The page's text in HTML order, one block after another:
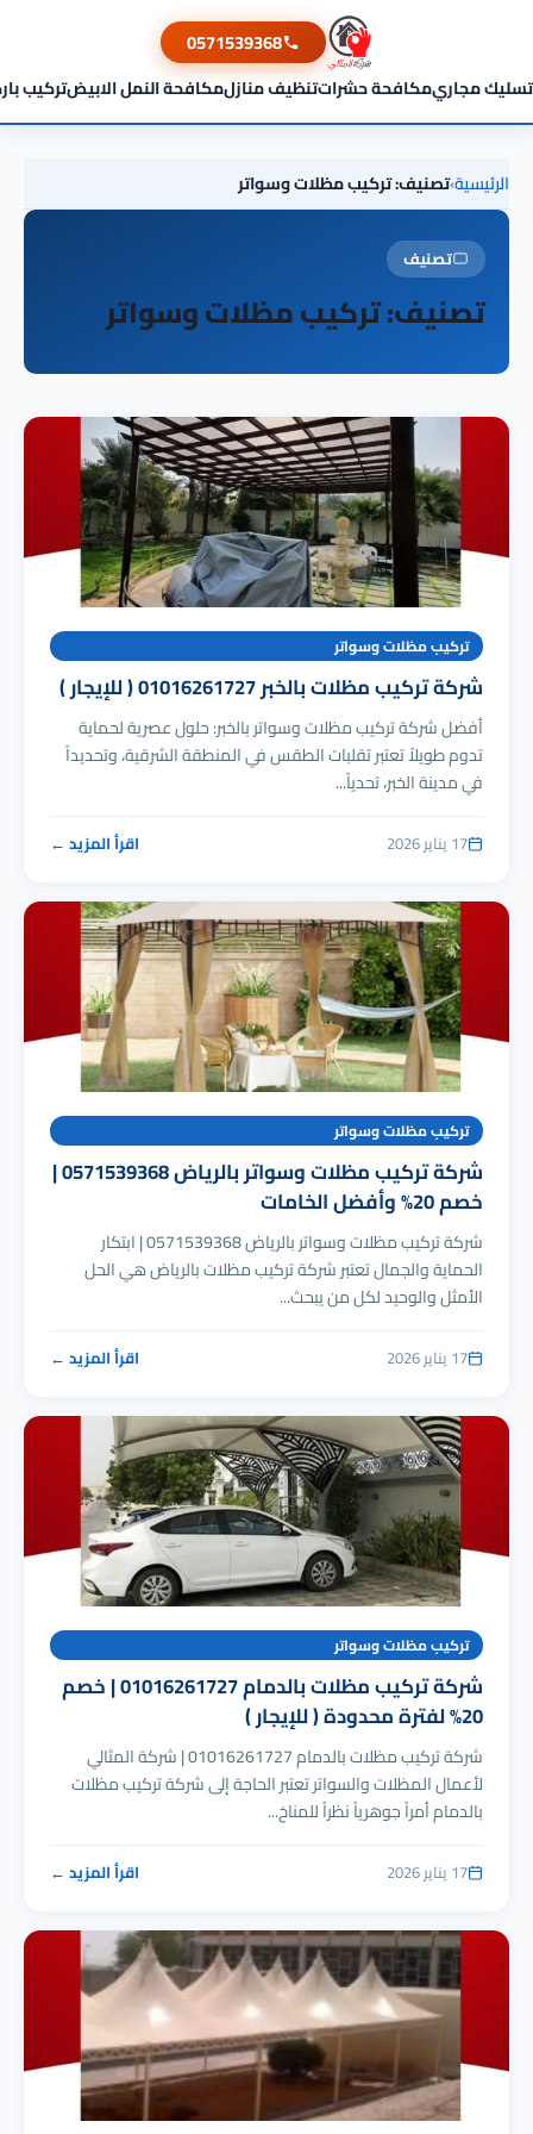
تسليك مجاريمكافحة حشراتتنظيف منازلمكافحة النمل الابيضتركيب
0571539368
الرئيسية›تصنيف: تركيب مظلات وسواتر
تصنيف
تصنيف: تركيب مظلات وسواتر
تركيب مظلات وسواتر
شركة تركيب مظلات بالخبر 01016261727 ( للإيجار )
أفضل شركة تركيب مظلات وسواتر بالخبر: حلول عصرية لحماية
تدوم طويلاً تعتبر تقلبات الطقس في المنطقة الشرقية، وتحديداً
في مدينة الخبر، تحدياً...
17 يناير 2026 اقرأ المزيد ←
تركيب مظلات وسواتر
شركة تركيب مظلات وسواتر بالرياض 0571539368 |
خصم 20% وأفضل الخامات
شركة تركيب مظلات وسواتر بالرياض 0571539368 | ابتكار
الحماية والجمال تعتبر شركة تركيب مظلات بالرياض هي الحل
الأمثل والوحيد لكل من يبحث...
17 يناير 2026 اقرأ المزيد ←
تركيب مظلات وسواتر
شركة تركيب مظلات بالدمام 01016261727 | خصم
20% لفترة محدودة ( للإيجار )
شركة تركيب مظلات بالدمام 01016261727 | شركة المثالي
لأعمال المظلات والسواتر تعتبر الحاجة إلى شركة تركيب مظلات
بالدمام أمراً جوهرياً نظراً للمناخ...
17 يناير 2026 اقرأ المزيد ←